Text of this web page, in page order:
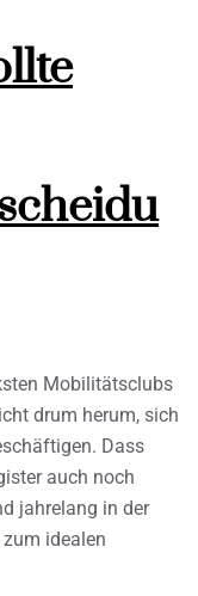
Mobilitätsclubs
drum herum, sich
Dass
auch noch
jahrelang in der
idealen